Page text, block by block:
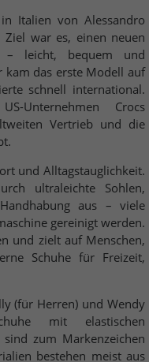
Italien von Alessandro
Ziel war es, einen neuen
– leicht, bequem und
kam das erste Modell auf
schnell international.
Unternehmen Crocs
Vertrieb und die
und Alltagstauglichkeit.
ultraleichte Sohlen,
aus – viele
gereinigt werden.
und zielt auf Menschen,
Schuhe für Freizeit,
(für Herren) und Wendy
mit elastischen
zum Markenzeichen
bestehen meist aus